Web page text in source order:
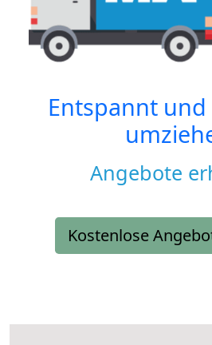
Entspannt
Angebote
Kostenlose